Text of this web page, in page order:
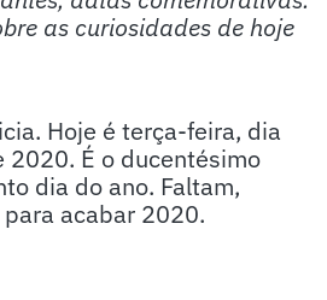
as curiosidades de hoje
Hoje é terça-feira, dia
É o ducentésimo
dia do ano. Faltam,
acabar 2020.